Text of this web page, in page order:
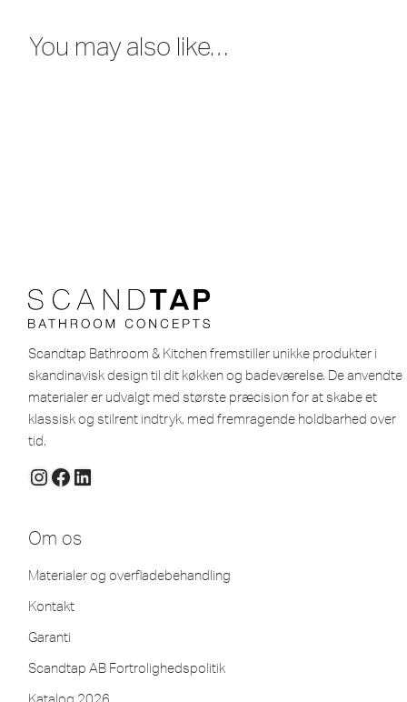
You may also like…
Scandtap Bathroom & Kitchen fremstiller unikke produkter i
skandinavisk design til dit køkken og badeværelse. De anvendte
materialer er udvalgt med største præcision for at skabe et
klassisk og stilrent indtryk, med fremragende holdbarhed over
tid.
Om os
Materialer og overfladebehandling
Kontakt
Garanti
Scandtap AB Fortrolighedspolitik